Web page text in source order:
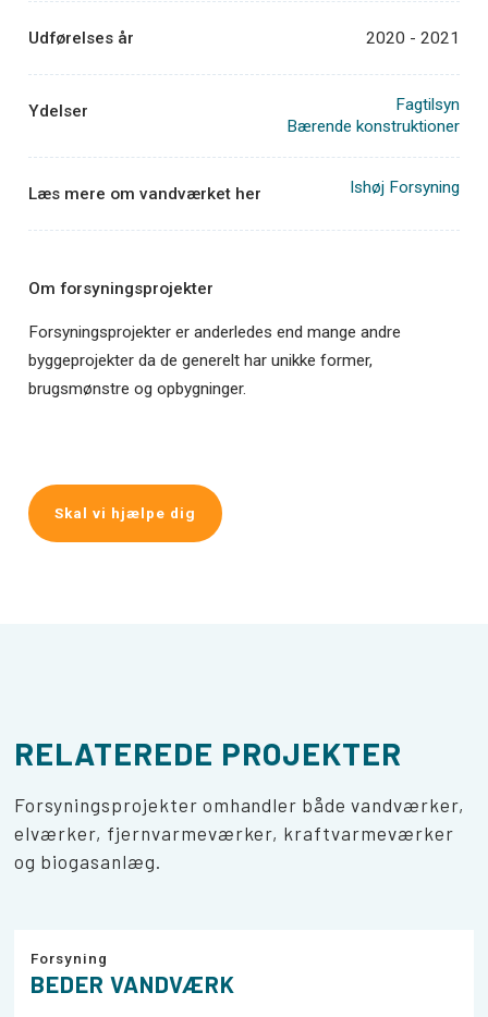
Udførelses år 2020 - 2021
Ydelser
Fagtilsyn
Bærende konstruktioner
Læs mere om vandværket her Ishøj Forsyning
Om forsyningsprojekter
Forsyningsprojekter er anderledes end mange andre
byggeprojekter da de generelt har unikke former,
brugsmønstre og opbygninger.
Skal vi hjælpe dig
RELATEREDE PROJEKTER
Forsyningsprojekter omhandler både vandværker,
elværker, fjernvarmeværker, kraftvarmeværker
og biogasanlæg.
Forsyning
BEDER VANDVÆRK